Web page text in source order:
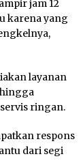
jam 12
karena yang
layanan
ringan.
respons
dari segi